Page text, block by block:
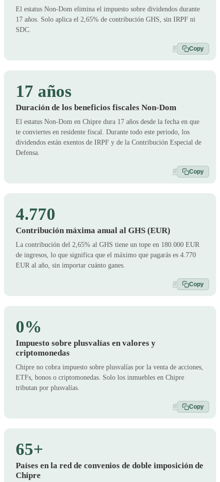
El estatus Non-Dom elimina el impuesto sobre dividendos durante
17 años. Solo aplica el 2,65% de contribución GHS, sin IRPF ni
SDC.
# Copy
17 años
Duración de los beneficios fiscales Non-Dom
El estatus Non-Dom en Chipre dura 17 años desde la fecha en que
te conviertes en residente fiscal. Durante todo este periodo, los
dividendos están exentos de IRPF y de la Contribución Especial de
Defensa.
# Copy
4.770
Contribución máxima anual al GHS (EUR)
La contribución del 2,65% al GHS tiene un tope en 180.000 EUR
de ingresos, lo que significa que el máximo que pagarás es 4.770
EUR al año, sin importar cuánto ganes.
# Copy
0%
Impuesto sobre plusvalías en valores y
criptomonedas
Chipre no cobra impuesto sobre plusvalías por la venta de acciones,
ETFs, bonos o criptomonedas. Solo los inmuebles en Chipre
tributan por plusvalías.
# Copy
65+
Países en la red de convenios de doble imposición de
Chipre